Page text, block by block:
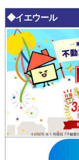
◆イエウール